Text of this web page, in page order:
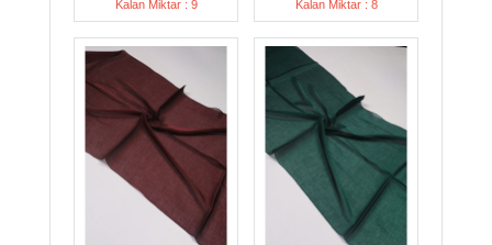
Kalan Miktar : 9 Kalan Miktar : 8